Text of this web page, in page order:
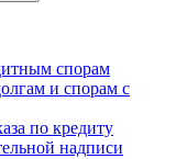
спорам
и спорам с
по кредиту
надписи